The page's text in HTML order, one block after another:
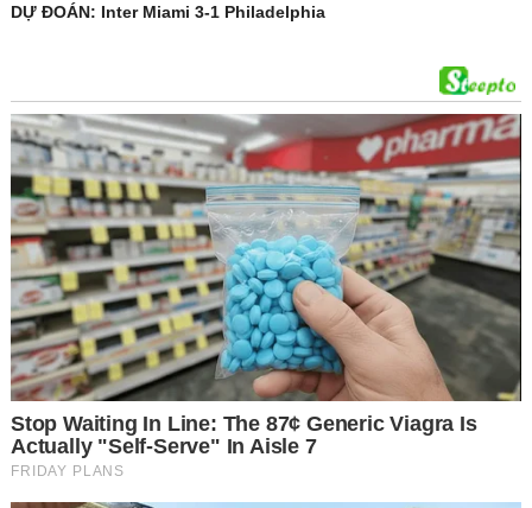
DỰ ĐOÁN: Inter Miami 3-1 Philadelphia